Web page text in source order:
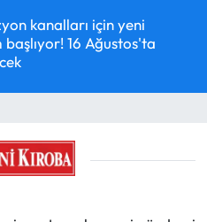
kanalları için yeni
başlıyor! 16 Ağustos'ta